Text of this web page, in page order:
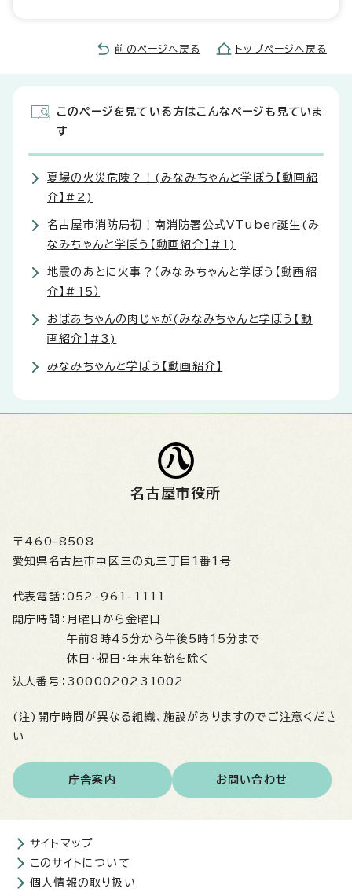
前のページへ戻る トップページへ戻る
このページを見ている方はこんなページも見ていま
す
夏場の火災危険？！(みなみちゃんと学ぼう【動画紹
介】#2)
名古屋市消防局初！南消防署公式VTuber誕生(み
なみちゃんと学ぼう【動画紹介】#1)
地震のあとに火事？（みなみちゃんと学ぼう【動画紹
介】#15）
おばあちゃんの肉じゃが(みなみちゃんと学ぼう【動
画紹介】#3)
みなみちゃんと学ぼう【動画紹介】
名古屋市役所
〒460-8508
愛知県名古屋市中区三の丸三丁目1番1号
代表電話： 052-961-1111
開庁時間： 月曜日から金曜日
午前8時45分から午後5時15分まで
休日・祝日・年末年始を除く
法人番号： 3000020231002
(注)開庁時間が異なる組織、施設がありますのでご注意くださ
い
庁舎案内 お問い合わせ
サイトマップ
このサイトについて
個人情報の取り扱い